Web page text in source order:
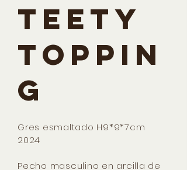
TEETY
TOPPIN
G
Gres esmaltado H9*9*7cm
2024
Pecho masculino en arcilla de